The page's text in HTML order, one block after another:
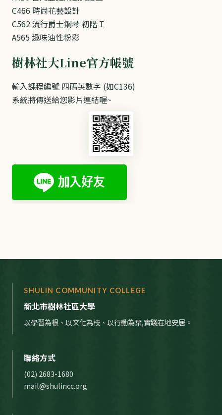
C466 時尚花藝設計
C562 流行爵士鋼琴 初階Ｉ
A565 ​趣味油性粉彩
樹林社大Line官方帳號
輸入課程編號 四碼英數字 (如C136)
系統將傳送給您影片連結喔~
SHULIN COMMUNITY COLLEGE
新北市樹林社區大學
以學習為根、以文化為枝、以行動為葉,實踐在地安居。
聯絡方式
(02) 2683-1680
mail@shulincc.org